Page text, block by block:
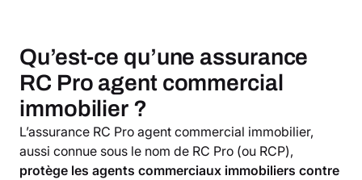
Qu’est-ce qu’une assurance
RC Pro agent commercial
immobilier ?
L’assurance RC Pro agent commercial immobilier,
aussi connue sous le nom de RC Pro (ou RCP),
protège les agents commerciaux immobiliers contre